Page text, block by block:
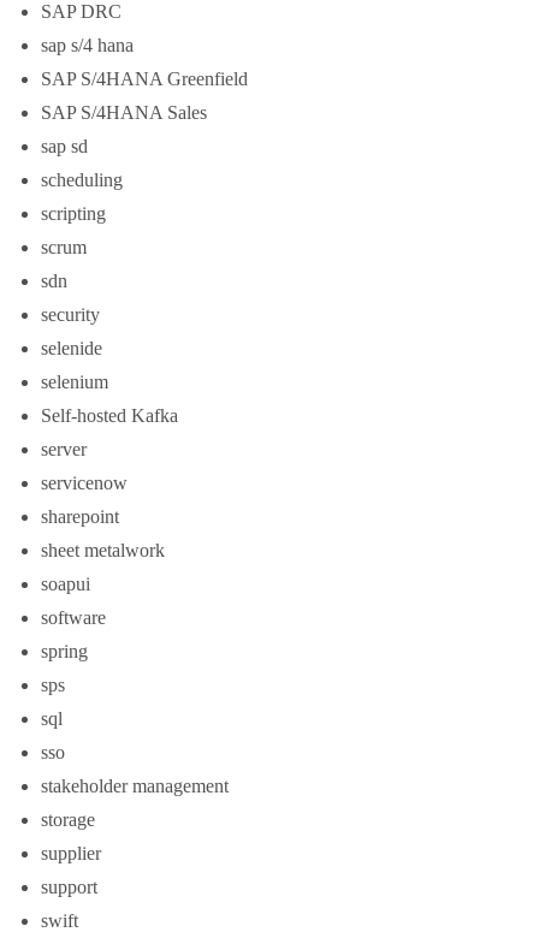
SAP DRC
sap s/4 hana
SAP S/4HANA Greenfield
SAP S/4HANA Sales
sap sd
scheduling
scripting
scrum
sdn
security
selenide
selenium
Self-hosted Kafka
server
servicenow
sharepoint
sheet metalwork
soapui
software
spring
sps
sql
sso
stakeholder management
storage
supplier
support
swift